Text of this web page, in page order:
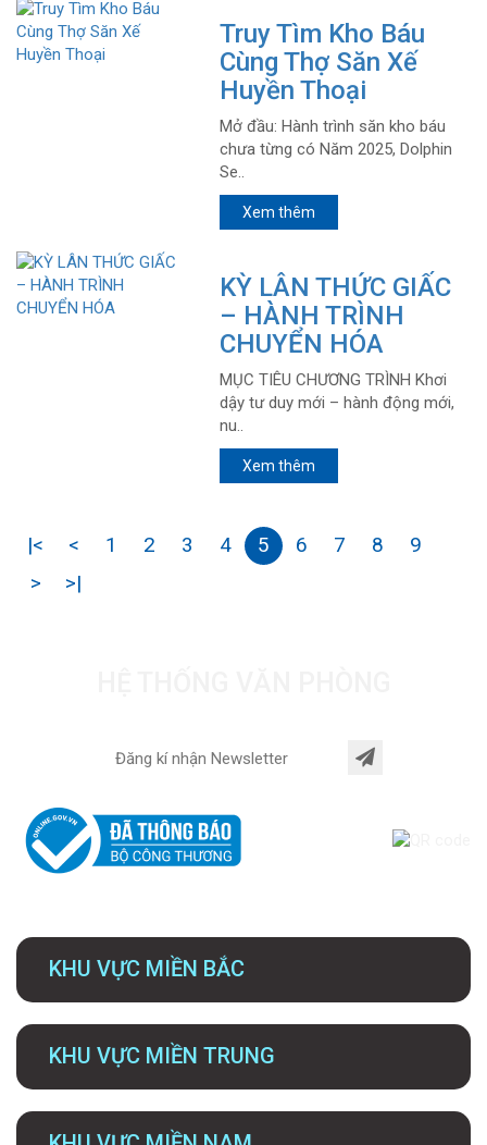
Truy Tìm Kho Báu
Cùng Thợ Săn Xế
Huyền Thoại
Mở đầu: Hành trình săn kho báu
chưa từng có Năm 2025, Dolphin
Se..
Xem thêm
KỲ LÂN THỨC GIẤC
– HÀNH TRÌNH
CHUYỂN HÓA
MỤC TIÊU CHƯƠNG TRÌNH Khơi
dậy tư duy mới – hành động mới,
nu..
Xem thêm
|< < 1 2 3 4 5 6 7 8
9
>
>|
KHU VỰC MIỀN BẮC
KHU VỰC MIỀN TRUNG